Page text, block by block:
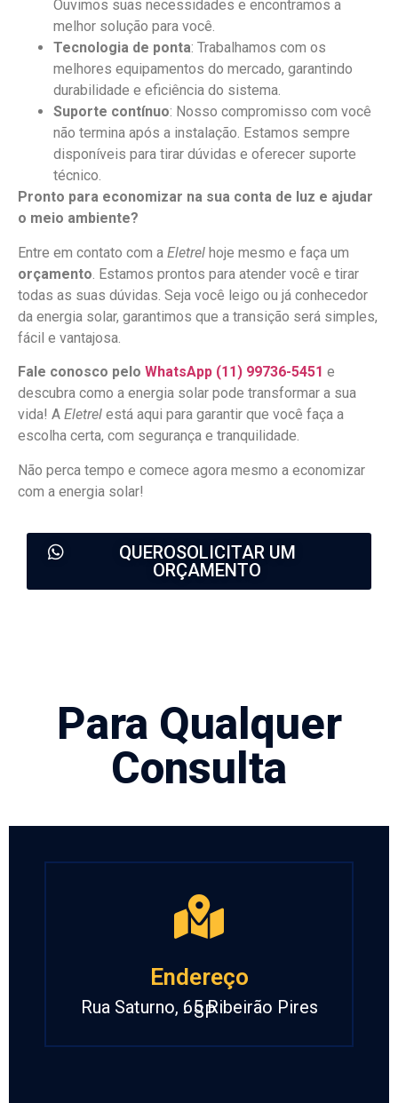
Ouvimos suas necessidades e encontramos a
melhor solução para você.
Tecnologia de ponta: Trabalhamos com os
melhores equipamentos do mercado, garantindo
durabilidade e eficiência do sistema.
Suporte contínuo: Nosso compromisso com você
não termina após a instalação. Estamos sempre
disponíveis para tirar dúvidas e oferecer suporte
técnico.
Pronto para economizar na sua conta de luz e ajudar
o meio ambiente?
Entre em contato com a Eletrel hoje mesmo e faça um
orçamento. Estamos prontos para atender você e tirar
todas as suas dúvidas. Seja você leigo ou já conhecedor
da energia solar, garantimos que a transição será simples,
fácil e vantajosa.
Fale conosco pelo WhatsApp (11) 99736-5451 e
descubra como a energia solar pode transformar a sua
vida! A Eletrel está aqui para garantir que você faça a
escolha certa, com segurança e tranquilidade.
Não perca tempo e comece agora mesmo a economizar
com a energia solar!
QUEROSOLICITAR UM
ORÇAMENTO
Para Qualquer
Consulta
Endereço
Rua Saturno, 65 Ribeirão Pires
- SP